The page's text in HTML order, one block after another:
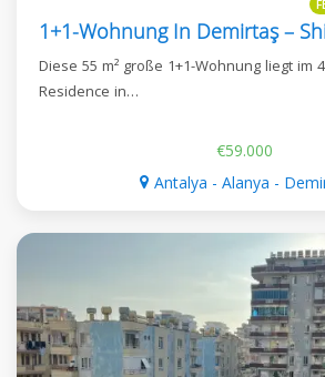
Diese 55 m² große 1+1-Wohnung liegt im
Residence in…
€59.000
Antalya - Alanya -